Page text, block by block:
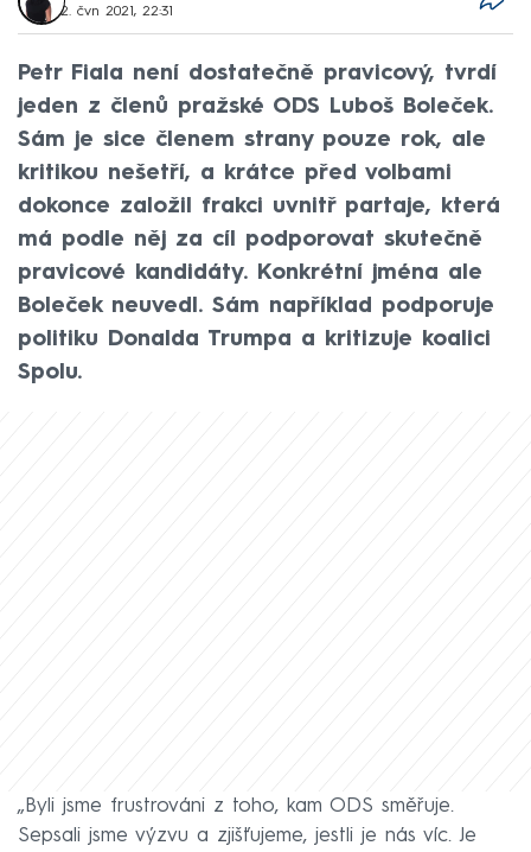
2. čvn 2021, 22:31
Petr Fiala není dostatečně pravicový, tvrdí
jeden z členů pražské ODS Luboš Boleček.
Sám je sice členem strany pouze rok, ale
kritikou nešetří, a krátce před volbami
dokonce založil frakci uvnitř partaje, která
má podle něj za cíl podporovat skutečně
pravicové kandidáty. Konkrétní jména ale
Boleček neuvedl. Sám například podporuje
politiku Donalda Trumpa a kritizuje koalici
Spolu.
„Byli jsme frustrováni z toho, kam ODS směřuje.
Sepsali jsme výzvu a zjišťujeme, jestli je nás víc. Je